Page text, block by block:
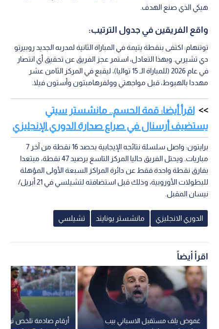
هيكي الذي صنع الهدف.
واقع الفريقين في جدول الترتيب:
توتنهام: اكتفى بنقطة يتيمة في المباراة الثانية لمدربه الجديد روبيرتو
دي تشيربي. وبهذا التعادل، استمر عجز الفريق عن تحقيق أي انتصار
في عام 2026 (للمباراة الـ 15 تواليا)، ليقبع في المركز الثامن عشر
مهددا بالهبوط، قبل مواجهتي وولفرهامبتون وأستون فيلا.
اقرأ أيضا: قمة الحسم.. مانشستر سيتي
يستضيف أرسنال في صراع صدارة الدوري الإنجليزي
برايتون: واصل سلسلة نتائجه الإيجابية بحصد 16 نقطة من آخر 7
مباريات. ويحتل الفريق حاليا المركز التاسع برصيد 47 نقطة، مبتعدا
بفارق نقطة واحدة فقط عن دائرة المراكز السبعة الأولى المؤهلة
للبطولات الأوروبية، وذلك قبل استضافته لتشيلسي في 21 أبريل/
نيسان المقبل.
الدوري الانجليزي مانشستر يونايتد تشيلسي
اقرأ أيضاً
أرقام صادمة تلخص
غموض يلف مستقبل الاسباني بيب